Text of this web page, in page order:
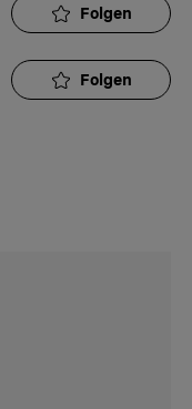
Folgen
Folgen